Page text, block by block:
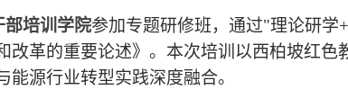
部培训学院参加专题研修班，通过"理论研学
改革的重要论述》。本次培训以西柏坡红色
源行业转型实践深度融合。